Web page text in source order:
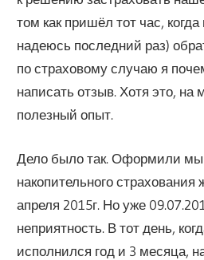
том как пришёл тот час,
надеюсь последний раз)
по страховому случаю я
написать отзыв. Хотя это, на
полезный опыт.
Дело было так. Оформили мы
накопительного
апреля 2015г. Но уже
неприятность. В тот день,
исполнился год и 3 месяца,